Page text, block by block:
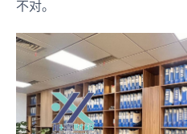
不对。